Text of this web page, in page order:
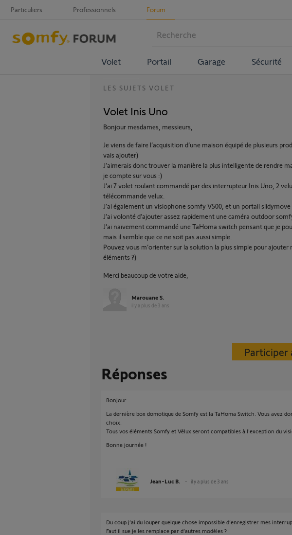
Particuliers Professionnels Forum
Volet Portail Garage Sécurité
LES SUJETS VOLET
Volet Inis Uno
Bonjour mesdames, messieurs,
Je viens de faire l’acquisition d’une maison équipé de plusieurs
vais ajouter)
J’aimerais donc trouver la manière la plus intelligente de rendre
je compte sur vous :)
J’ai 7 volet roulant commandé par des interrupteur Inis Uno, 2
télécommande velux.
J’ai également un visiophone somfy V500, et un portail slidymove
J’ai volonté d’ajouter assez rapidement une caméra outdoor
J’ai naïvement commandé une TaHoma switch pensant que je
mais il semble que ce ne soit pas aussi simple.
Pouvez vous m’orienter sur la solution la plus simple pour ajouter
éléments ?)
Merci beaucoup de votre aide,
Marouane S.
il y a plus de 3 ans
Participer
Réponses
Bonjour
La dernière box domotique de Somfy est la TaHoma Switch. Vous avez
choix.
Tous vos éléments Somfy et Vélux seront compatibles à l'exception du
Bonne journée !
Jean-Luc B. il y a plus de 3 ans
Du coup j’ai du louper quelque chose impossible d’enregistrer mes
Faut il sue je les remplace par d’autres modèles ?